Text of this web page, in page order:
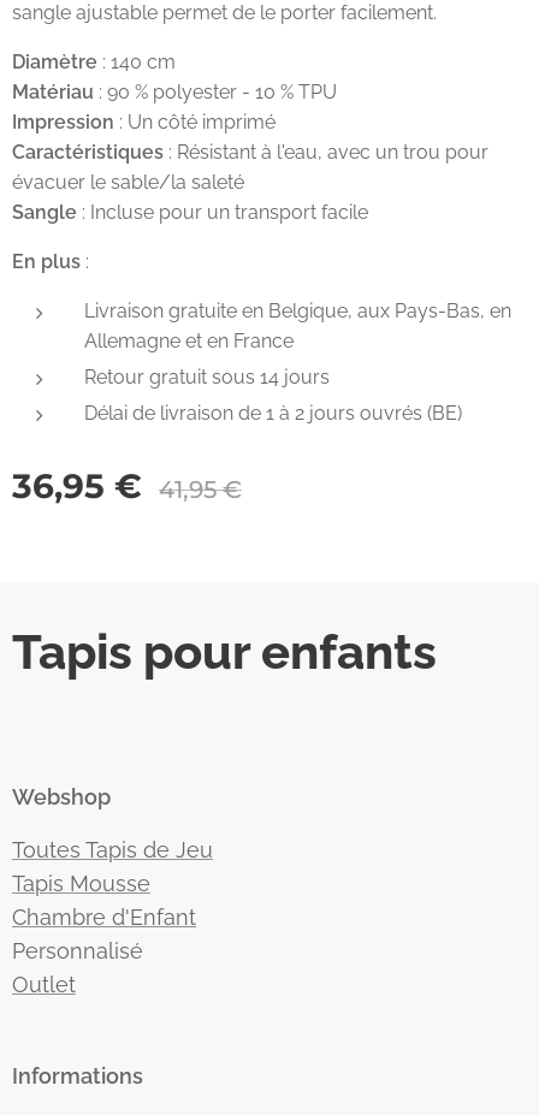
sangle ajustable permet de le porter facilement.
Diamètre : 140 cm
Matériau : 90 % polyester - 10 % TPU
Impression : Un côté imprimé
Caractéristiques : Résistant à l'eau, avec un trou pour
évacuer le sable/la saleté
Sangle : Incluse pour un transport facile
En plus :
Livraison gratuite en Belgique, aux Pays-Bas, en
Allemagne et en France
Retour gratuit sous 14 jours
Délai de livraison de 1 à 2 jours ouvrés (BE)
36,95 € 41,95€
Tapis pour enfants
Webshop
Toutes Tapis de Jeu
Tapis Mousse
Chambre d'Enfant
Personnalisé
Outlet
Informations